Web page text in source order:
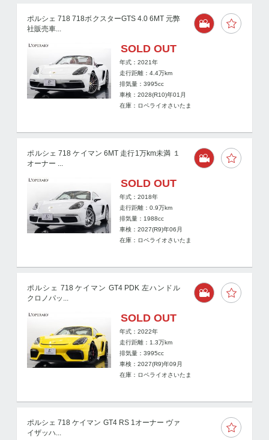
ポルシェ 718 718ボクスターGTS 4.0 6MT 元弊
社販売車...
SOLD OUT
年式：2021年
走行距離：4.4万km
排気量：3995cc
車検：2028(R10)年01月
在庫：ロペライオさいたま
ポルシェ 718 ケイマン 6MT 走行1万km未満 １
オーナー ...
SOLD OUT
年式：2018年
走行距離：0.9万km
排気量：1988cc
車検：2027(R9)年06月
在庫：ロペライオさいたま
ポルシェ 718 ケイマン GT4 PDK 左ハンドル
クロノパッ...
SOLD OUT
年式：2022年
走行距離： 1.3万km
排気量：3995cc
車検：2027(R9)年09月
在庫：ロペライオさいたま
ポルシェ 718 ケイマン GT4 RS 1オーナー ヴァ
イザッハ...